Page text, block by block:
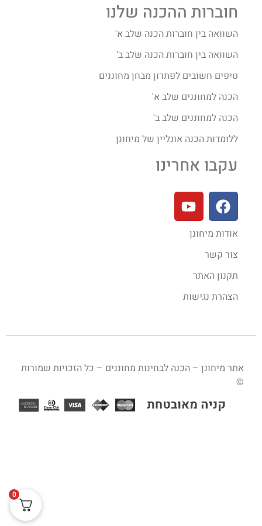
חוברות ההכנה שלנו
השוואה בין חוברות הכנה שלב א'
השוואה בין חוברות הכנה שלב ב'
טיפים חשובים לפתרון מבחן מחוננים
הכנה למחוננים שלב א'
הכנה למחוננים שלב ב'
ללומדות הכנה אונליין של מיחונן
עקבו אחרינו
אודות מיחונן
צור קשר
תקנון האתר
הצהרת נגישות
אתר מיחונן – הכנה לבחינות מחוננים – כל הזכויות שמורות
©
0